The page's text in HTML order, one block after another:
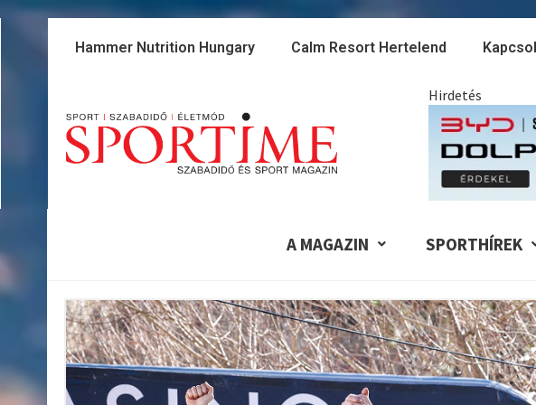
Skip
Hammer Nutrition Hungary Calm Resort Hertelend
Hirdetés
A MAGAZIN SPORTHÍREK